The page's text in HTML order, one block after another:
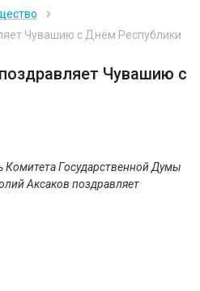
Чувашию с Днём Республики
Чувашию с
Комитета Государственной Думы
Аксаков поздравляет